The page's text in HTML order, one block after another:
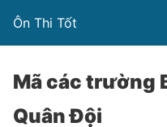
Ôn Thi Tốt
Mã các trường
Quân Đội